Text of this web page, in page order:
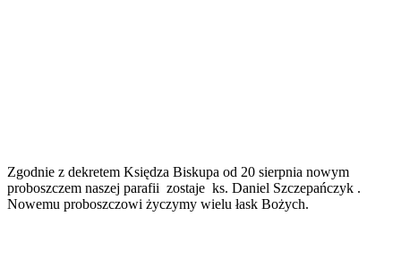
Zgodnie z dekretem Księdza Biskupa od 20 sierpnia nowym
proboszczem naszej parafii zostaje ks. Daniel Szczepańczyk .
Nowemu proboszczowi życzymy wielu łask Bożych.